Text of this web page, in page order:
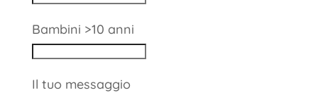
Bambini >10 anni
Il tuo messaggio